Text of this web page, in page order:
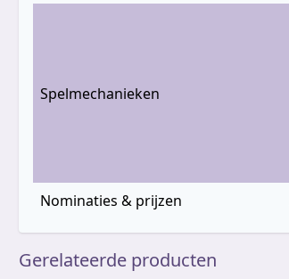
Spelmechanieken
Nominaties & prijzen
Gerelateerde producten